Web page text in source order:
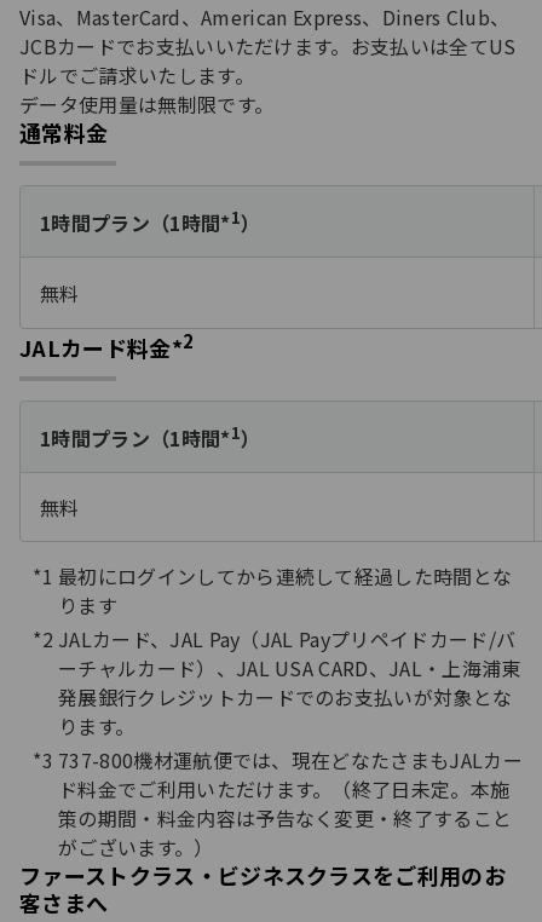
Visa、MasterCard、American Express、Diners Club、
JCBカードでお支払いいただけます。お支払いは全てUS
ドルでご請求いたします。
データ使用量は無制限です。
通常料金
1時間プラン（1時間*1）
無料
JALカード料金*2
1時間プラン（1時間*1）
無料
最初にログインしてから連続して経過した時間とな
ります
JALカード、JAL Pay（JAL Payプリペイドカード/バ
ーチャルカード）、JAL USA CARD、JAL・上海浦東
発展銀行クレジットカードでのお支払いが対象とな
ります。
737-800機材運航便では、現在どなたさまもJALカー
ド料金でご利用いただけます。（終了日未定。本施
策の期間・料金内容は予告なく変更・終了すること
がございます。）
ファーストクラス・ビジネスクラスをご利用のお
客さまへ